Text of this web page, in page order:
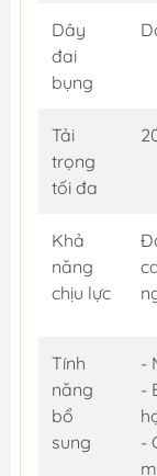
Dây
đai
bụng
Tải
trọng
tối đa
Khả
năng
chịu lực
Tính
năng
bổ
sung
-
-
-